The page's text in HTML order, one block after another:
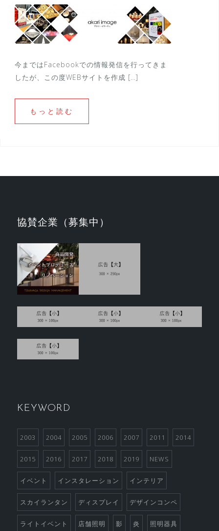
今まではFacebookでの情報発信を行ってきま
したが、この度WEBサイトを作成 […]
もっと読む
協賛企業（募集中）
KEYWORD
2003 2004 2005 2006 2007 2011 2014
2015 2016 2017 2018 2019 NEWS
イベント インスタレーション インテリア
スカイランタン ディスプレイ デザインコンペ
ライトイベント 店舗照明 影 炎 照明器具